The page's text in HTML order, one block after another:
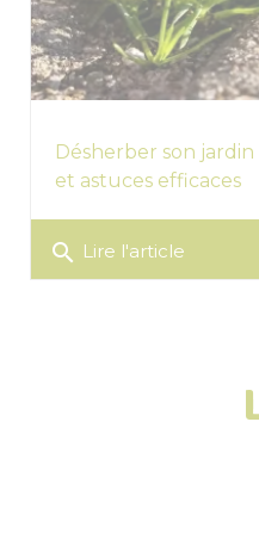
Désherber son
et astuces efficaces
search Lire l'article